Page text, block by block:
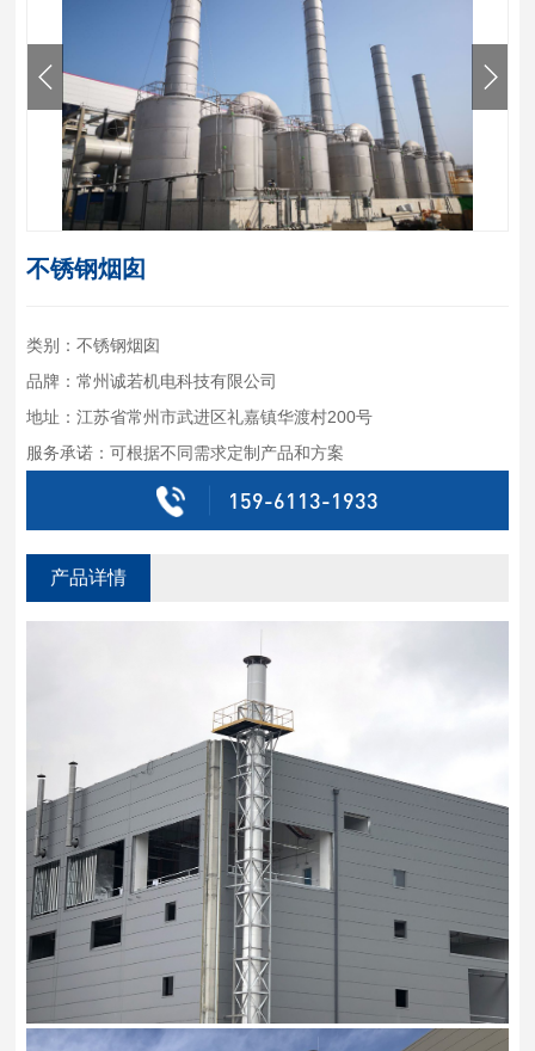
不锈钢烟囱
类别：不锈钢烟囱
品牌：常州诚若机电科技有限公司
地址：江苏省常州市武进区礼嘉镇华渡村200号
服务承诺：可根据不同需求定制产品和方案
159-6113-1933
产品详情